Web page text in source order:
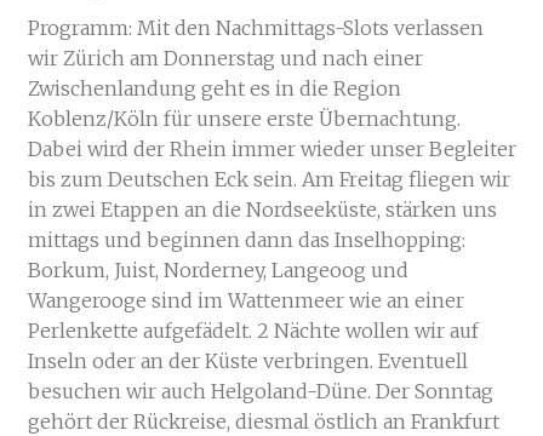
Programm: Mit den Nachmittags-Slots verlassen
wir Zürich am Donnerstag und nach einer
Zwischenlandung geht es in die Region
Koblenz/Köln für unsere erste Übernachtung.
Dabei wird der Rhein immer wieder unser Begleiter
bis zum Deutschen Eck sein. Am Freitag fliegen wir
in zwei Etappen an die Nordseeküste, stärken uns
mittags und beginnen dann das Inselhopping:
Borkum, Juist, Norderney, Langeoog und
Wangerooge sind im Wattenmeer wie an einer
Perlenkette aufgefädelt. 2 Nächte wollen wir auf
Inseln oder an der Küste verbringen. Eventuell
besuchen wir auch Helgoland-Düne. Der Sonntag
gehört der Rückreise, diesmal östlich an Frankfurt